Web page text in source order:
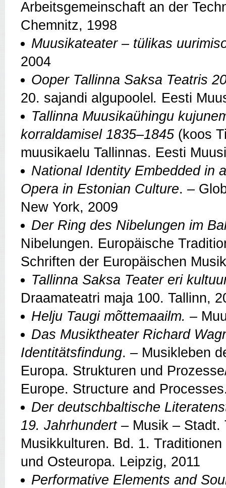
Arbeitsgemeinschaft an der
Chemnitz, 1998
Muusikateater – tülikas
2004
Ooper Tallinna Saksa Teatris
20. sajandi algupoolel . Eesti
Tallinna Muusikaühingu
korraldamisel 1835–1845 (koos
muusikaelu Tallinnas. Eesti
National Identity Embedded in
Opera in Estonian Culture. –
New York, 2009
Der Ring des Nibelungen im
Nibelungen. Europäische
Schriften der Europäischen
Tallinna Saksa Teater eri
Draamateatri maja 100. Tallinn,
Helju Taugi mõttemaailm. –
Das Musiktheater Richard
Identitätsfindung. – Musikleben
Europa. Strukturen und
Europe. Structure and
Der deutschbaltische
19. Jahrhundert – Musik – Stadt.
Musikkulturen. Bd. 1.
und Osteuropa. Leipzig, 2011
Performative Elements and